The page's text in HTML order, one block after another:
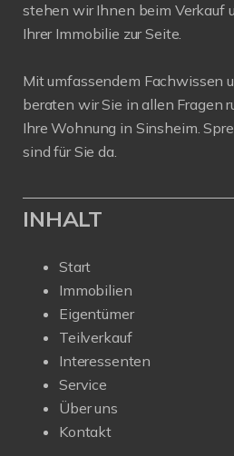
stehen wir Ihnen beim Verkauf
Ihrer Immobilie zur Seite.
Mit umfassendem Fachwissen
beraten wir Sie in allen Fragen
Ihre Wohnung in Sinsheim.
sind für Sie da.
INHALT
Start
Immobilien
Eigentümer
Teilverkauf
Interessenten
Service
Über uns
Kontakt